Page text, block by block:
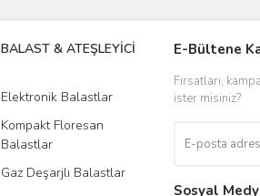
BALAST & ATEŞLEYİCİ
Elektronik Balastlar
Kompakt Floresan
Balastlar
Gaz Deşarjlı Balastlar
DRIVER &
Led Driverlar
E-Bültene
Fırsatları,
ister misiniz?
Sosyal